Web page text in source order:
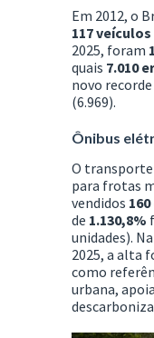
Em 2012, o
117
2025, foram
quais 7.010
novo
(6.969).
Ônibus
O
para frotas
vendidos
de 1.130,8%
unidades).
2025, a alta
como
urbana,